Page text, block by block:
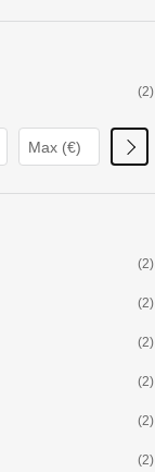
(2)
(2)
(2)
(2)
(2)
(2)
(2)